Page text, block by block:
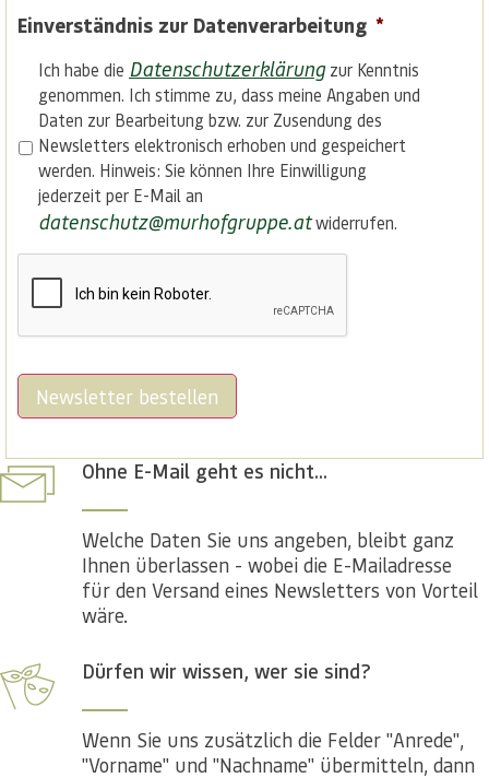
Einverständnis zur Datenverarbeitung *
Ich habe die Datenschutzerklärungzur Kenntnis
genommen. Ich stimme zu, dass meine Angaben und
Daten zur Bearbeitung bzw. zur Zusendung des
Newsletters elektronisch erhoben und gespeichert
werden. Hinweis: Sie können Ihre Einwilligung
jederzeit per E-Mail an
datenschutz@murhofgruppe.atwiderrufen.
Newsletter bestellen
Ohne E-Mail geht es nicht...
Welche Daten Sie uns angeben, bleibt ganz
Ihnen überlassen - wobei die E-Mailadresse
für den Versand eines Newsletters von Vorteil
wäre.
Dürfen wir wissen, wer sie sind?
Wenn Sie uns zusätzlich die Felder "Anrede",
"Vorname" und "Nachname" übermitteln, dann